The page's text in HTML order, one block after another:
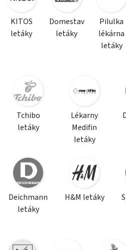
KITOS
letáky
Domestav
letáky
Pilulka
lékárna
letáky
Tchibo
letáky
Lékarny
Medifin
letáky
Deichmann
letáky
H&M letáky